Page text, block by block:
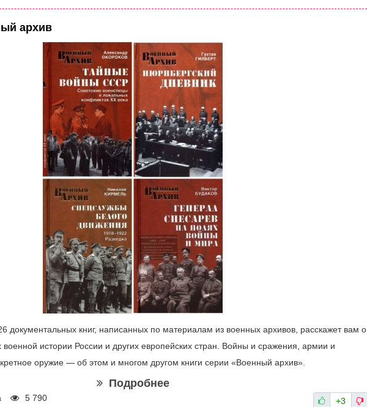
архив
документальных книг, написанных по материалам из военных архивов, расскажет вам о
военной истории России и других европейских стран. Войны и сражения, армии и
оружие — об этом и многом другом книги серии «Военный архив».
Подробнее
5 790 +3